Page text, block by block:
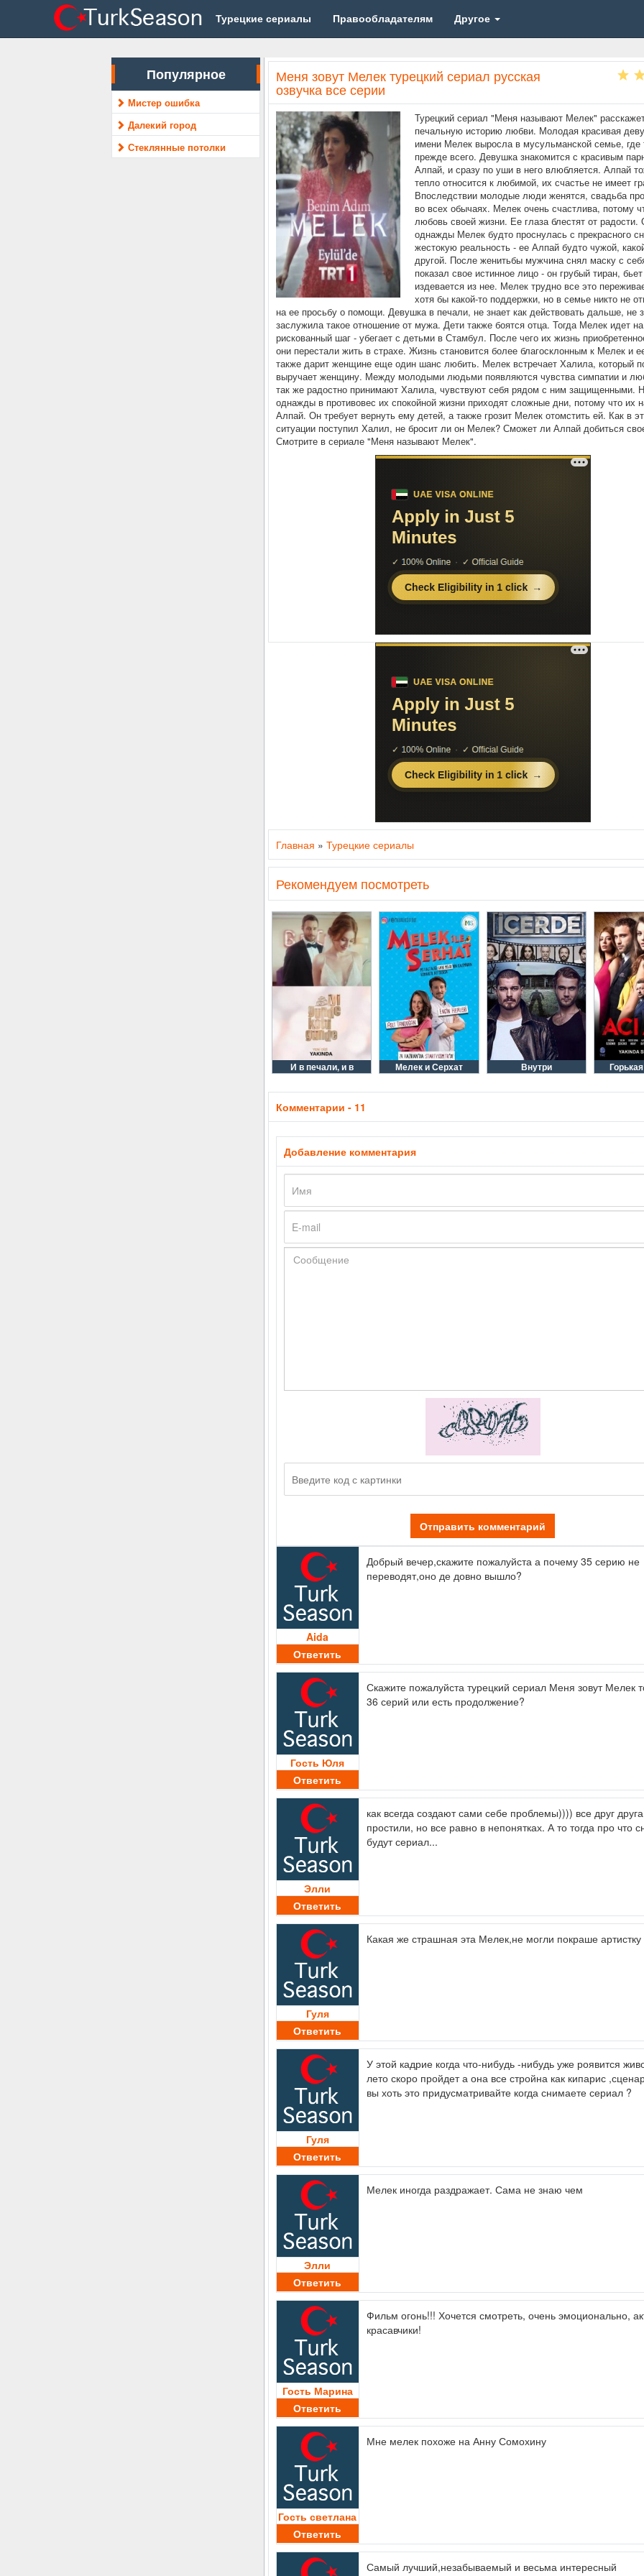
Турецкие сериалы Правообладателям Другое
Популярное
Мистер ошибка
Далекий город
Стеклянные потолки
Меня зовут Мелек турецкий сериал русская
озвучка все серии
Турецкий сериал "Меня называют Мелек"
печальную историю любви. Молодая красивая
имени Мелек выросла в мусульманской семье, где
прежде всего. Девушка знакомится с красивым
Алпай, и сразу по уши в него влюбляется. Алпай
тепло относится к любимой, их счастье не имеет
Впоследствии молодые люди женятся, свадьба
во всех обычаях. Мелек очень счастлива, потому
любовь своей жизни. Ее глаза блестят от радости.
однажды Мелек будто проснулась с прекрасного
жестокую реальность - ее Алпай будто чужой,
другой. После женитьбы мужчина снял маску с
показал свое истинное лицо - он грубый тиран,
издевается из нее. Мелек трудно все это
хотя бы какой-то поддержки, но в семье никто не
на ее просьбу о помощи. Девушка в печали, не знает как действовать дальше, не
заслужила такое отношение от мужа. Дети также боятся отца. Тогда Мелек идет на
рискованный шаг - убегает с детьми в Стамбул. После чего их жизнь
они перестали жить в страхе. Жизнь становится более благосклонным к Мелек и
также дарит женщине еще один шанс любить. Мелек встречает Халила, который
выручает женщину. Между молодыми людьми появляются чувства симпатии и
так же радостно принимают Халила, чувствуют себя рядом с ним защищенными.
однажды в противовес их спокойной жизни приходят сложные дни, потому что их
Алпай. Он требует вернуть ему детей, а также грозит Мелек отомстить ей. Как в
ситуации поступил Халил, не бросит ли он Мелек? Сможет ли Алпай добиться
Смотрите в сериале "Меня называют Мелек".
Главная » Турецкие сериалы
Рекомендуем посмотреть
И в печали, и в Мелек и Серхат Внутри
Комментарии - 11
Добавление комментария
Отправить комментарий
Aida
Ответить
Добрый вечер,скажите пожалуйста а почему 35 серию не
переводят,оно де довно вышло?
Гость Юля
Ответить
Скажите пожалуйста турецкий сериал Меня зовут Мелек
36 серий или есть продолжение?
Элли
Ответить
как всегда создают сами себе проблемы)))) все друг друга
простили, но все равно в непонятках. А то тогда про что
будут сериал...
Гуля
Ответить
Какая же страшная эта Мелек,не могли покраше артистку
Гуля
Ответить
У этой кадрие когда что-нибудь -нибудь уже роявится
лето скоро пройдет а она все стройна как кипарис
вы хоть это придусматривайте когда снимаете сериал ?
Элли
Ответить
Мелек иногда раздражает. Сама не знаю чем
Гость Марина
Ответить
Фильм огонь!!! Хочется смотреть, очень эмоционально,
красавчики!
Гость светлана
Ответить
Мне мелек похоже на Анну Сомохину
Самый лучший,незабываемый и весьма интересный